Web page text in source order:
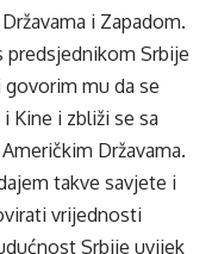
i Zapadom.
predsjednikom Srbije
mu da se
Kine i zbliži se sa
Državama.
takve savjete i
vrijednosti
Srbije uvijek